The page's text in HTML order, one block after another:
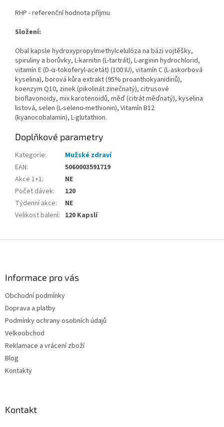
RHP - referenční hodnota příjmu
Složení:
Obal kapsle hydroxypropylmethylcelulóza na bázi vojtěšky,
spiruliny a borůvky, L-karnitin (L-tartrát), L-arginin hydrochlorid,
vitamín E (D-α-tokoferyl-acetát) (100 IU), vitamín C (L-askorbová
kyselina), borová kůra extrakt (95% proanthokyanidinů),
koenzym Q10, zinek (pikolinát zinečnatý), citrusové
bioflavonoidy, mix karotenoidů, měď (citrát měďnatý), kyselina
listová, selen (L-seleno-methionin), Vitamín B12
(kyanocobalamin), L-glutathion.
Doplňkové parametry
Kategorie:
Mužské zdraví
EAN:
5060003591719
Akce 1+1:
NE
Počet dávek:
120
Týdenní akce:
NE
Velikost balení: 120 Kapslí
Informace pro vás
Obchodní podmínky
Doprava a platby
Podmínky ochrany osobních údajů
Velkoobchod
Reklamace a vrácení zboží
Blog
Kontakty
Kontakt